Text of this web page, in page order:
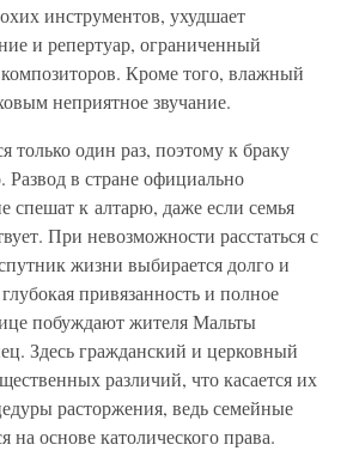
инструментов, ухудшает
и репертуар, ограниченный
Кроме того, влажный
неприятное звучание.
только один раз, поэтому к браку
Развод в стране официально
спешат к алтарю, даже если семья
При невозможности расстаться с
жизни выбирается долго и
привязанность и полное
побуждают жителя Мальты
Здесь гражданский и церковный
различий, что касается их
расторжения, ведь семейные
на основе католического права.